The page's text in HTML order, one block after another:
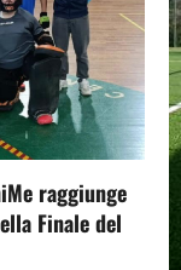
raggiunge
Finale del